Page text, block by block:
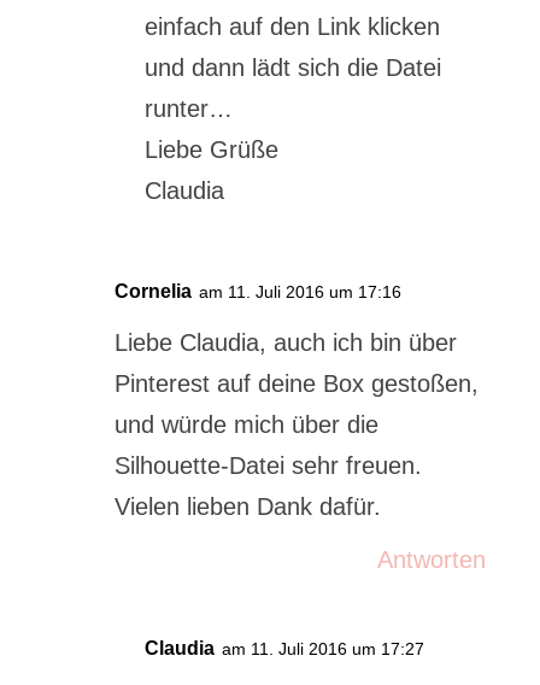
einfach auf den Link klicken
und dann lädt sich die Datei
runter…
Liebe Grüße
Claudia
Cornelia am 11. Juli 2016 um 17:16
Liebe Claudia, auch ich bin über
Pinterest auf deine Box gestoßen,
und würde mich über die
Silhouette-Datei sehr freuen.
Vielen lieben Dank dafür.
Antworten
Claudia am 11. Juli 2016 um 17:27